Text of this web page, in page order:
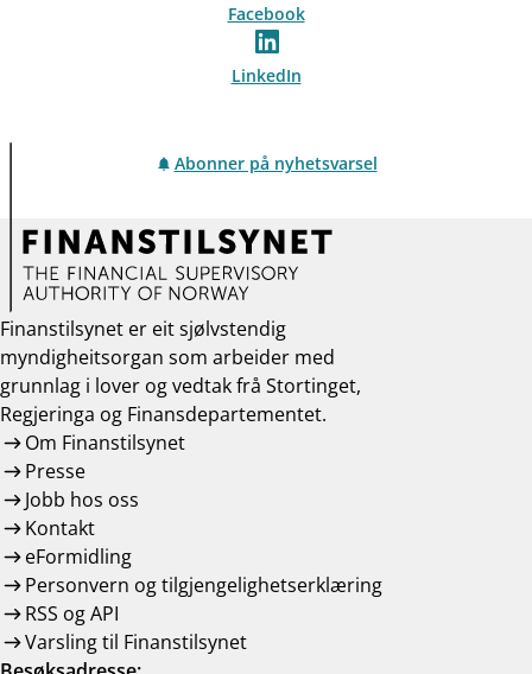
Facebook
LinkedIn
Abonner på nyhetsvarsel
Finanstilsynet er eit sjølvstendig
myndigheitsorgan som arbeider med
grunnlag i lover og vedtak frå Stortinget,
Regjeringa og Finansdepartementet.
Om Finanstilsynet
Presse
Jobb hos oss
Kontakt
eFormidling
Personvern og tilgjengelighetserklæring
RSS og API
Varsling til Finanstilsynet